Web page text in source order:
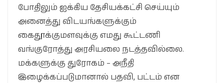
போதிலும் ஐக்கிய தேசியக்கட்சி செய்யும்
அனைத்து விடயங்களுக்கும்
கைதூக்குமளவுக்கு எமது கூட்டணி
வங்குரோத்து அரசியலை நடத்தவில்லை.
மக்களுக்கு துரோகம் – அநீதி
இழைக்கப்படுமானால் பதவி, பட்டம் என